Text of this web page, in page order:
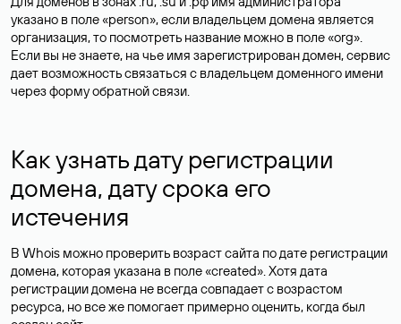
указано в поле «person», если владельцем домена является
организация, то посмотреть название можно в поле «org».
Если вы не знаете, на чье имя зарегистрирован домен, сервис
дает возможность связаться с владельцем доменного имени
через форму обратной связи.
Как узнать дату регистрации
домена, дату срока его
истечения
В Whois можно проверить возраст сайта по дате регистрации
домена, которая указана в поле «created». Хотя дата
регистрации домена не всегда совпадает с возрастом
ресурса, но все же помогает примерно оценить, когда был